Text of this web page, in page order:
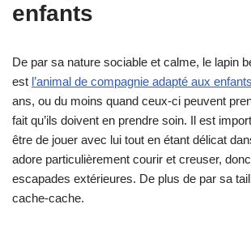
enfants
De par sa nature sociable et calme, le lapin
est l’animal de compagnie adapté aux enfants
ans, ou du moins quand ceux-ci peuvent
fait qu’ils doivent en prendre soin. Il est
être de jouer avec lui tout en étant délicat
adore particulièrement courir et creuser,
escapades extérieures. De plus de par sa
cache-cache.